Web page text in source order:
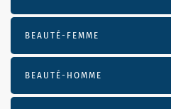
BEAUTÉ-FEMME
BEAUTÉ-HOMME